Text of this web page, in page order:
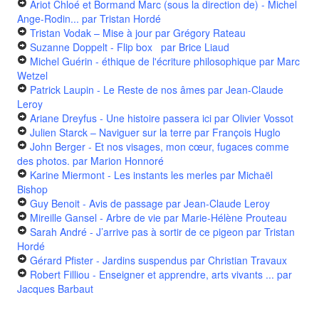
Ariot Chloé et Bormand Marc (sous la direction de) - Michel
Ange-Rodin... par Tristan Hordé
Tristan Vodak – Mise à jour par Grégory Rateau
Suzanne Doppelt - Flip box par Brice Liaud
Michel Guérin - éthique de l'écriture philosophique par Marc
Wetzel
Patrick Laupin - Le Reste de nos âmes par Jean-Claude
Leroy
Ariane Dreyfus - Une histoire passera ici par Olivier Vossot
Julien Starck – Naviguer sur la terre par François Huglo
John Berger - Et nos visages, mon cœur, fugaces comme
des photos. par Marion Honnoré
Karine Miermont - Les instants les merles par Michaël
Bishop
Guy Benoit - Avis de passage par Jean-Claude Leroy
Mireille Gansel - Arbre de vie par Marie-Hélène Prouteau
Sarah André - J’arrive pas à sortir de ce pigeon par Tristan
Hordé
Gérard Pfister - Jardins suspendus par Christian Travaux
Robert Filliou - Enseigner et apprendre, arts vivants ... par
Jacques Barbaut